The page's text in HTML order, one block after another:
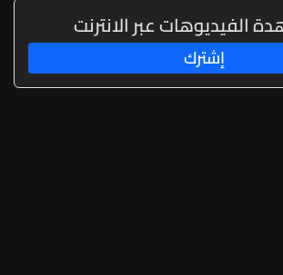
الفيديوهات عبر الانترنت
إشترك